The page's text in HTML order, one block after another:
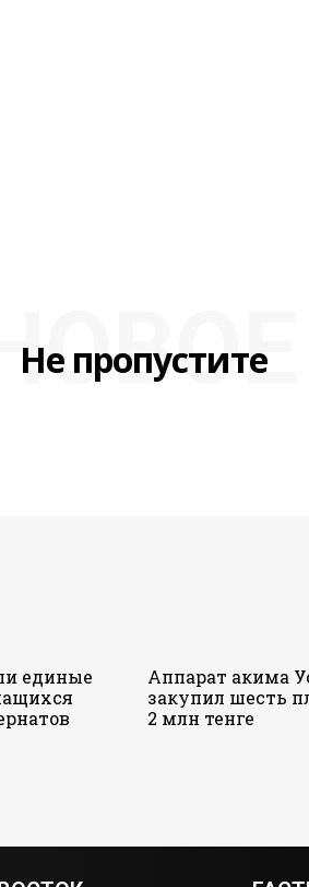
Не пропустите
НОВОЕ
единые
Аппарат акима
закупил шесть
2 млн тенге